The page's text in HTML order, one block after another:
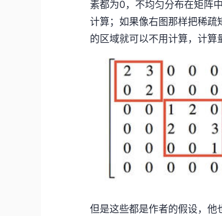
素都为0，不均匀分布在矩阵
计算；如果像右图那样把稀
的区域就可以不用计算，计算
但是这些都是作者的假设，他